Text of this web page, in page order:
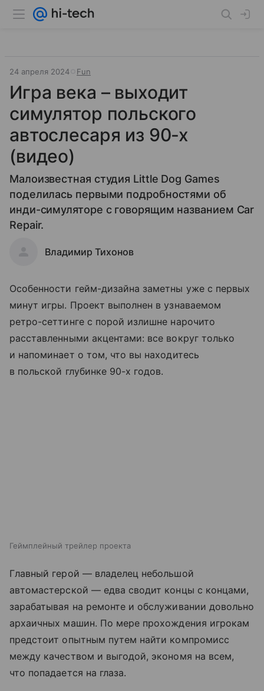
24 апреля 2024 Fun
Игра века – выходит
симулятор польского
автослесаря из 90-х
(видео)
Малоизвестная студия Little Dog Games
поделилась первыми подробностями об
инди-симуляторе c говорящим названием Car
Repair.
Владимир Тихонов
Особенности гейм-дизайна заметны уже с первых
минут игры. Проект выполнен в узнаваемом
ретро-сеттинге с порой излишне нарочито
расставленными акцентами: все вокруг только
и напоминает о том, что вы находитесь
в польской глубинке 90-х годов.
Геймплейный трейлер проекта
Главный герой — владелец небольшой
автомастерской — едва сводит концы с концами,
зарабатывая на ремонте и обслуживании довольно
архаичных машин. По мере прохождения игрокам
предстоит опытным путем найти компромисс
между качеством и выгодой, экономя на всем,
что попадается на глаза.